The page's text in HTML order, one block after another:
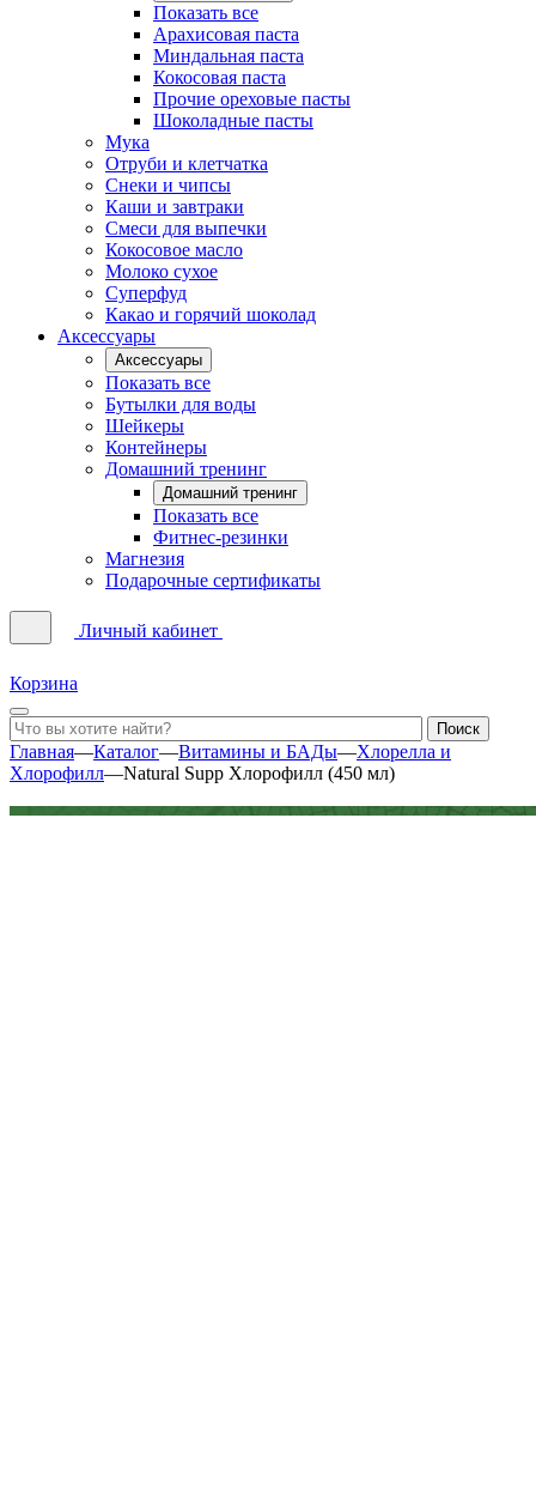
Показать все
Арахисовая паста
Миндальная паста
Кокосовая паста
Прочие ореховые пасты
Шоколадные пасты
Мука
Отруби и клетчатка
Снеки и чипсы
Каши и завтраки
Смеси для выпечки
Кокосовое масло
Молоко сухое
Суперфуд
Какао и горячий шоколад
Аксессуары
Аксессуары
Показать все
Бутылки для воды
Шейкеры
Контейнеры
Домашний тренинг
Домашний тренинг
Показать все
Фитнес-резинки
Магнезия
Подарочные сертификаты
Личный кабинет
Корзина
Главная—Каталог—Витамины и БАДы—Хлорелла и
Хлорофилл—Natural Supp Хлорофилл (450 мл)